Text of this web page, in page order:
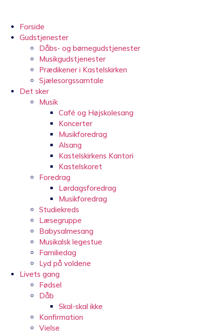
indholdForside
Gudstjenester
Dåbs- og børnegudstjenester
Musikgudstjenester
Prædikener i Kastelskirken
Sjælesorgssamtale
Det sker
Musik
Café og Højskolesang
Koncerter
Musikforedrag
Alsang
Kastelskirkens Kantori
Kastelskoret
Foredrag
Lørdagsforedrag
Musikforedrag
Studiekreds
Læsegruppe
Babysalmesang
Musikalsk legestue
Familiedag
Lyd på voldene
Livets gang
Fødsel
Dåb
Skal-skal ikke
Konfirmation
Vielse